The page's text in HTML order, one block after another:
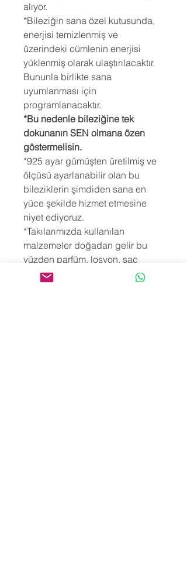
alıyor.
*Bileziğin sana özel kutusunda,
enerjisi temizlenmiş ve
üzerindeki cümlenin enerjisi
yüklenmiş olarak ulaştırılacaktır.
Bununla birlikte sana
uyumlanması için
programlanacaktır.
*Bu nedenle bileziğine tek
dokunanın SEN olmana özen
göstermelisin.
*925 ayar gümüşten üretilmiş ve
ölçüsü ayarlanabilir olan bu
bileziklerin şimdiden sana en
yüce şekilde hizmet etmesine
niyet ediyoruz.
*Takılarımızda kullanılan
malzemeler doğadan gelir bu
yüzden parfüm, losyon, saç
spreyi, şampuan, kolonya,